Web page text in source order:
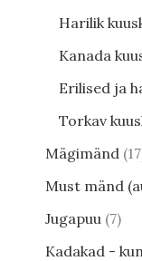
Harilik
Kanada
Erilised ja
Torkav
Mägimänd 17
Must mänd
Jugapuu 7
Kadakad -